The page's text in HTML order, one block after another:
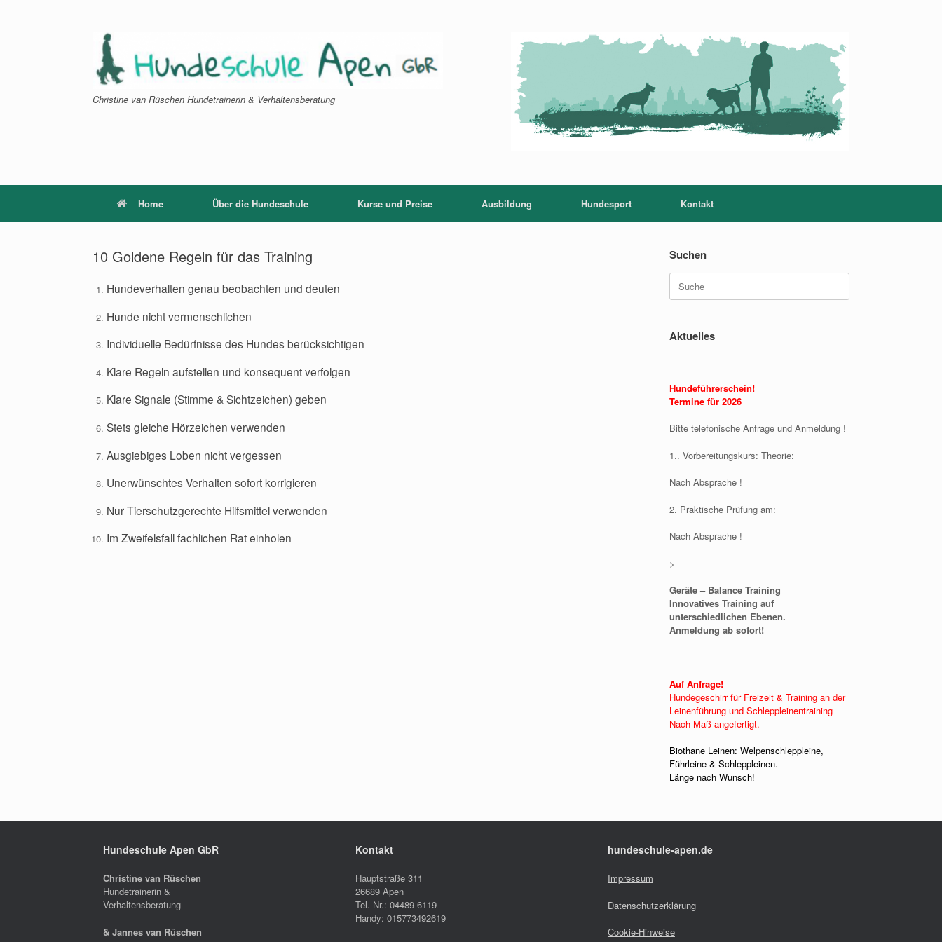
Christine van Rüschen Hundetrainerin & Verhaltensberatung
Home Über die Hundeschule Kurse und Preise Ausbildung Hundesport Kontakt
10 Goldene Regeln für das Training
Hundeverhalten genau beobachten und deuten
Hunde nicht vermenschlichen
Individuelle Bedürfnisse des Hundes berücksichtigen
Klare Regeln aufstellen und konsequent verfolgen
Klare Signale (Stimme & Sichtzeichen) geben
Stets gleiche Hörzeichen verwenden
Ausgiebiges Loben nicht vergessen
Unerwünschtes Verhalten sofort korrigieren
Nur Tierschutzgerechte Hilfsmittel verwenden
Im Zweifelsfall fachlichen Rat einholen
Suchen
Suche
nach:
Aktuelles
Hundeführerschein!
Termine für 2026
Bitte telefonische Anfrage und Anmeldung !
1.. Vorbereitungskurs: Theorie:
Nach Absprache !
2. Praktische Prüfung am:
Nach Absprache !
>
Geräte – Balance Training
Innovatives Training auf
unterschiedlichen Ebenen.
Anmeldung ab sofort!
Auf Anfrage!
Hundegeschirr für Freizeit & Training an der
Leinenführung und Schleppleinentraining
Nach Maß angefertigt.
Biothane Leinen: Welpenschleppleine,
Führleine & Schleppleinen.
Länge nach Wunsch!
Hundeschule Apen GbR
Christine van Rüschen
Hundetrainerin &
Verhaltensberatung
& Jannes van Rüschen
Kontakt
Hauptstraße 311
26689 Apen
Tel. Nr.: 04489-6119
Handy: 015773492619
hundeschule-apen.de
Impressum
Datenschutzerklärung
Cookie-Hinweise